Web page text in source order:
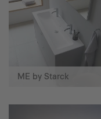
ME by Starck